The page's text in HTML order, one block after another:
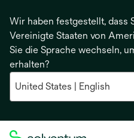
Wir haben festgestellt, dass
Vereinigte Staaten von
Sie die Sprache wechseln,
erhalten?